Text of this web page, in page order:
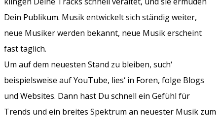
Dein Publikum. Musik entwickelt sich ständig weiter,
neue Musiker werden bekannt, neue Musik erscheint
fast täglich.
Um auf dem neuesten Stand zu bleiben, such‘
beispielsweise auf YouTube, lies‘ in Foren, folge Blogs
und Websites. Dann hast Du schnell ein Gefühl für
Trends und ein breites Spektrum an neuester Musik zum